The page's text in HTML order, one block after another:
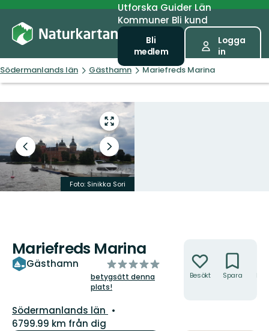
UtforskaGuiderLän
Kommuner Bli kund
Bli
medlem
Logga
in
Södermanlands län Gästhamn Mariefreds Marina
Gå
till
helskärmsläge
Föregående
bild
Nästa
bildspel
Foto: Sinikka Sori
Mariefreds Marina
Gästhamn
av
5
stjärnor
betygsätt denna
plats!
Län:
Södermanlands län
6799.99 km från dig
Besökt Spara